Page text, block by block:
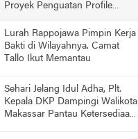
Proyek Penguatan Profile
Lurah Rappojawa Pimpin Kerja
Bakti di Wilayahnya. Camat
Tallo Ikut Memantau
Sehari Jelang Idul Adha, Plt.
Kepala DKP Dampingi Walikota
Makassar Pantau Ketersediaan